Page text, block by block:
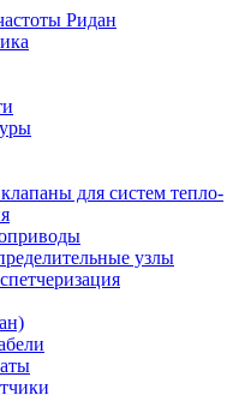
Ридан
для систем тепло-
узлы